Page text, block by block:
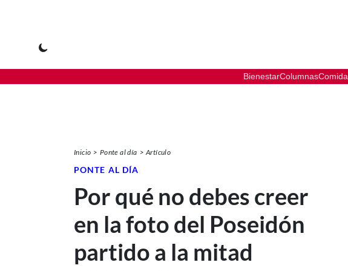
BienestarColumnasComida
Inicio Ponte al día Artículo
PONTE AL DÍA
Por qué no debes creer
en la foto del Poseidón
partido a la mitad